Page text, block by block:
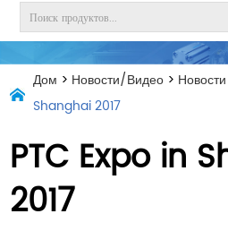
Дом > Новости/Видео >
Shanghai 2017
PTC Expo in
2017